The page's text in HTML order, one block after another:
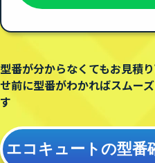
型番が分からなくてもお見積り
せ前に型番がわかればスムー
す
エコキュートの型番